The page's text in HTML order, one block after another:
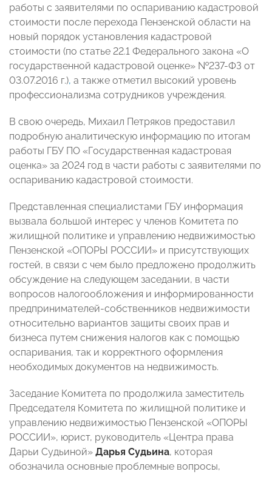
работы с заявителями по оспариванию кадастровой
стоимости после перехода Пензенской области на
новый порядок установления кадастровой
стоимости (по статье 22.1 Федерального закона «О
государственной кадастровой оценке» №237-ФЗ от
03.07.2016 г.), а также отметил высокий уровень
профессионализма сотрудников учреждения.
В свою очередь, Михаил Петряков предоставил
подробную аналитическую информацию по итогам
работы ГБУ ПО «Государственная кадастровая
оценка» за 2024 год в части работы с заявителями по
оспариванию кадастровой стоимости.
Представленная специалистами ГБУ информация
вызвала большой интерес у членов Комитета по
жилищной политике и управлению недвижимостью
Пензенской «ОПОРЫ РОССИИ» и присутствующих
гостей, в связи с чем было предложено продолжить
обсуждение на следующем заседании, в части
вопросов налогообложения и информированности
предпринимателей-собственников недвижимости
относительно вариантов защиты своих прав и
бизнеса путем снижения налогов как с помощью
оспаривания, так и корректного оформления
необходимых документов на недвижимость.
Заседание Комитета по продолжила заместитель
Председателя Комитета по жилищной политике и
управлению недвижимостью Пензенской «ОПОРЫ
РОССИИ», юрист, руководитель «Центра права
Дарьи Судьиной» Дарья Судьина, которая
обозначила основные проблемные вопросы,